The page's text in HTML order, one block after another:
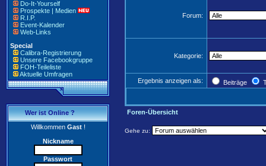
Do-It-Yourself
Prospekte | Medien
R.I.P.
Event-Kalender
Web-Links
Special
Calibra-Registrierung
Unsere Facebookgruppe
FOH-Teileliste
Aktuelle Umfragen
Wer ist Online ?
WillkommenGast!
Nickname
Passwort
Forum:
Kategorie:
Ergebnis anzeigen als: Beiträge
Foren-Übersicht
Gehe zu: